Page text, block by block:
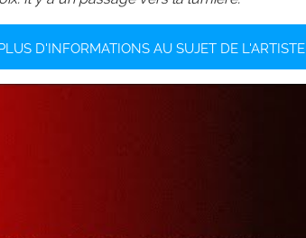
D'INFORMATIONS AU SUJET DE L'ARTISTE